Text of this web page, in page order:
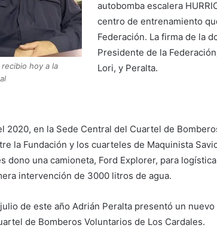
hoy a la
autobomba escalera
centro de entrenamiento
Federación. La firma de la
Presidente de la
Lori, y Peralta.
2020, en la Sede Central del Cuartel de
la Fundación y los cuarteles de Maquinista
dono una camioneta, Ford Explorer, para
intervención de 3000 litros de agua.
de este año Adrián Peralta presentó un
de Bomberos Voluntarios de Los Cardales.